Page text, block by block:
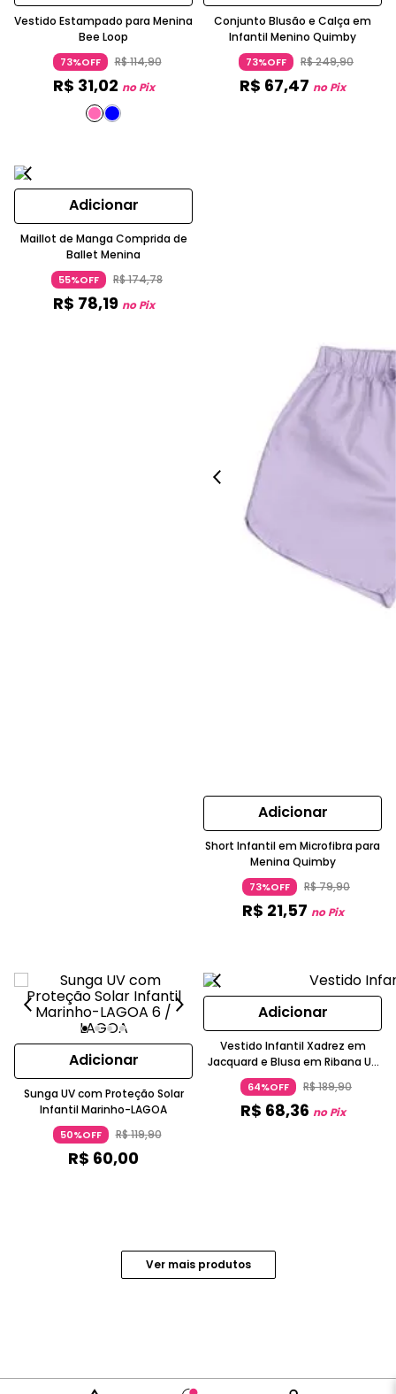
Vestido Estampado para Menina
Bee Loop
73%OFF R$114,90
R$ 31,02 no Pix
Conjunto Blusão e Calça em
Infantil Menino Quimby
73%OFF R$249,90
R$ 67,47 no Pix
Adicionar
Maillot de Manga Comprida de
Ballet Menina
55%OFF R$174,78
R$ 78,19 no Pix
Adicionar
Short Infantil em Microfibra para
Menina Quimby
73%OFF R$79,90
R$ 21,57 no Pix
Adicionar
Sunga UV com Proteção Solar
Infantil Marinho-LAGOA
50%OFF R$119,90
R$ 60,00
Adicionar
Vestido Infantil Xadrez em
Jacquard e Blusa em Ribana Up
Baby
64%OFF R$189,90
R$ 68,36 no Pix